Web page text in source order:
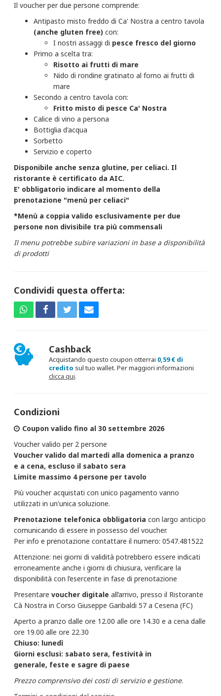
Il voucher per due persone comprende:
Antipasto misto freddo di Ca' Nostra a centro tavola
(anche gluten free) con:
I nostri assaggi di pesce fresco del giorno
Primo a scelta tra:
Risotto ai frutti di mare
Nido di rondine gratinato al forno ai frutti di
mare
Secondo a centro tavola con:
Fritto misto di pesce Ca' Nostra
Calice di vino a persona
Bottiglia d'acqua
Sorbetto
Servizio e coperto
Disponibile anche senza glutine, per celiaci. Il
ristorante è certificato da AIC.
E' obbligatorio indicare al momento della
prenotazione "menù per celiaci" ​
*Menù a coppia valido esclusivamente per due
persone non divisibile tra più commensali
Il menu potrebbe subire variazioni in base a disponibilità
di prodotti
Condividi questa offerta:
Cashback
Acquistando questo coupon otterrai 0,59 € di
credito sul tuo wallet. Per maggiori informazioni
clicca qui.
Condizioni
Coupon valido fino al 30 settembre 2026
Voucher valido per 2 persone
Voucher valido dal martedì alla domenica a pranzo
e a cena, escluso il sabato sera
Limite massimo 4 persone per tavolo
Più voucher acquistati con unico pagamento vanno
utilizzati in un'unica soluzione.
Prenotazione telefonica obbligatoria con largo anticipo
comunicando di essere in possesso del voucher.
Per info e prenotazione contattare il numero: 0547.481522
Attenzione: nei giorni di validità potrebbero essere indicati
erroneamente anche i giorni di chiusura, verificare la
disponibilità con l’esercente in fase di prenotazione
Presentarevoucher digitaleall’arrivo, presso il Ristorante
Cà Nostra in Corso Giuseppe Garibaldi 57 a Cesena (FC)
Aperto a pranzo dalle ore 12.00 alle ore 14.30 e a cena dalle
ore 19.00 alle ore 22.30
Chiuso: lunedì
Giorni esclusi: sabato sera, festività in
generale, feste e sagre di paese
Prezzo comprensivo dei costi di servizio e gestione.